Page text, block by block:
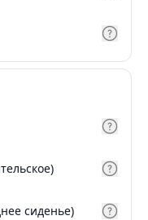
сиденье)